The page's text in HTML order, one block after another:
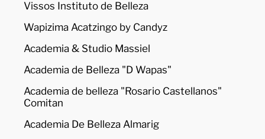
Vissos Instituto de Belleza
Wapizima Acatzingo by Candyz
Academia & Studio Massiel
Academia de Belleza "D Wapas"
Academia de belleza "Rosario Castellanos"
Comitan
Academia De Belleza Almarig